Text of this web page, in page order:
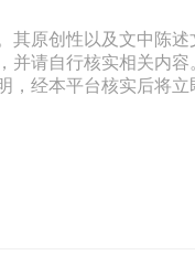
原创性以及文中陈
请自行核实相关内
经本平台核实后将